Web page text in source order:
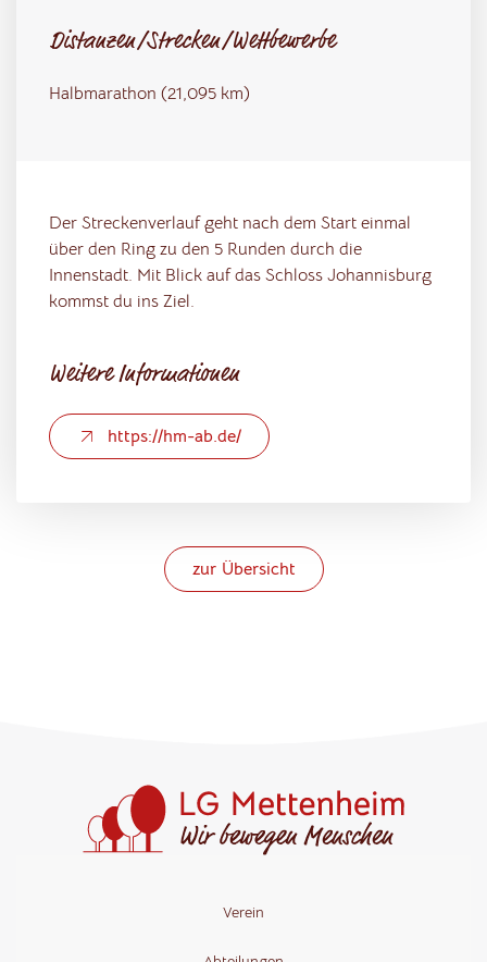
Distanzen/Strecken/Wettbewerbe
Halbmarathon (21,095 km)
Der Streckenverlauf geht nach dem Start einmal
über den Ring zu den 5 Runden durch die
Innenstadt. Mit Blick auf das Schloss Johannisburg
kommst du ins Ziel.
Weitere Informationen
https://hm-ab.de/
zur Übersicht
Verein